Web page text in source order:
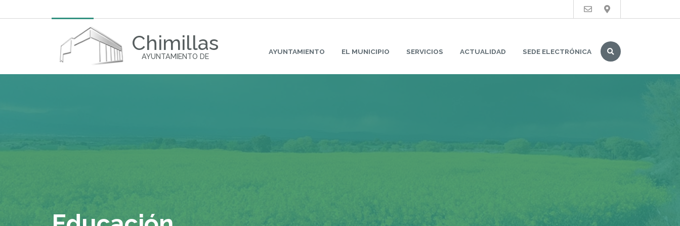
Chimillas
AYUNTAMIENTO DE
AYUNTAMIENTO EL MUNICIPIO SERVICIOS ACTUALIDAD SEDE ELECTRÓNICA
Buscar